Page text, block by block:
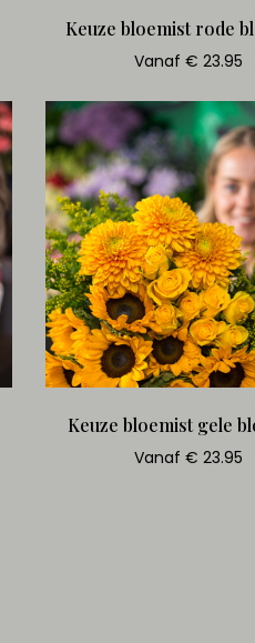
Keuze bloemist rode
Vanaf € 23.95
Keuze bloemist gele
Vanaf € 23.95